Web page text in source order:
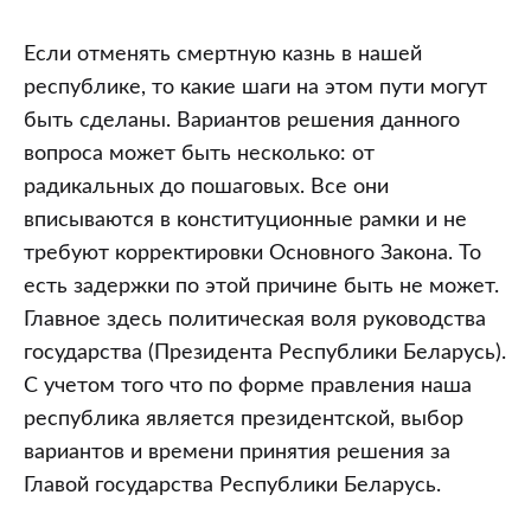
Если отменять смертную казнь в нашей
республике, то какие шаги на этом пути могут
быть сделаны. Вариантов решения данного
вопроса может быть несколько: от
радикальных до пошаговых. Все они
вписываются в конституционные рамки и не
требуют корректировки Основного Закона. То
есть задержки по этой причине быть не может.
Главное здесь политическая воля руководства
государства (Президента Республики Беларусь).
С учетом того что по форме правления наша
республика является президентской, выбор
вариантов и времени принятия решения за
Главой государства Республики Беларусь.